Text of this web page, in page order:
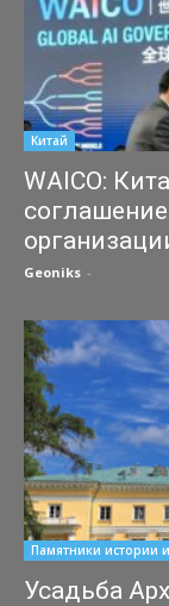
Китай
WAICO:
Geoniks -
Памятники истории
Усадьба